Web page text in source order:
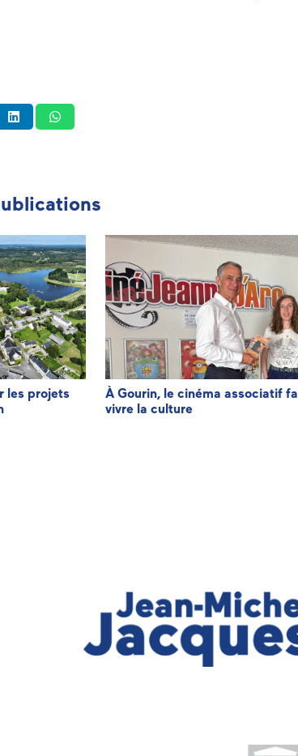
les projets
À Gourin, le cinéma associatif
vivre la culture